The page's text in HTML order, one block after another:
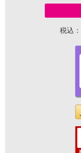
税込：